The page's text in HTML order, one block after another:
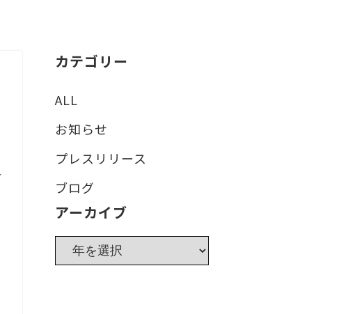
カテゴリー
ALL
お知らせ
プレスリリース
ブログ
アーカイブ